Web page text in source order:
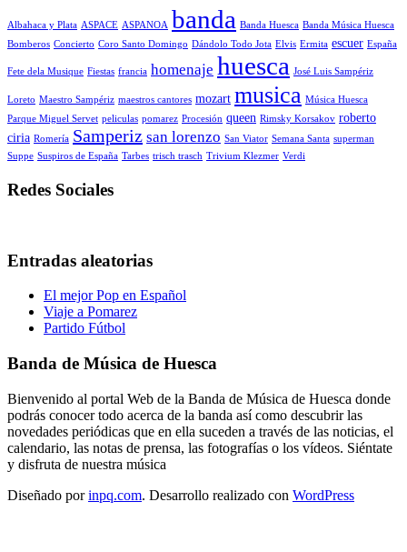
Albahaca y Plata ASPACE ASPANOA banda Banda Huesca Banda Música Huesca
Bomberos Concierto Coro Santo Domingo Dándolo Todo Jota Elvis Ermita escuer España
Fete dela Musique Fiestas francia homenaje huesca José Luis Sampériz
Loreto Maestro Sampériz maestros cantores mozart musica Música Huesca
Parque Miguel Servet peliculas pomarez Procesión queen Rimsky Korsakov roberto
ciria Romería Samperiz san lorenzo San Viator Semana Santa superman
Suppe Suspiros de España Tarbes trisch trasch Trivium Klezmer Verdi
Redes Sociales
Entradas aleatorias
El mejor Pop en Español
Viaje a Pomarez
Partido Fútbol
Banda de Música de Huesca
Bienvenido al portal Web de la Banda de Música de Huesca donde
podrás conocer todo acerca de la banda así como descubrir las
novedades periódicas que en ella suceden a través de las noticias, el
calendario, las notas de prensa, las fotografías o los vídeos. Siéntate
y disfruta de nuestra música
Diseñado porinpq.com. Desarrollo realizado con WordPress